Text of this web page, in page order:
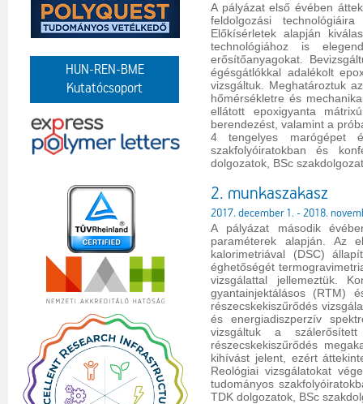
HUN-REN-BME
Kutatócsoport
A pályázat első évében
feldolgozási
Előkísérletek alapján
technológiához is
erősítőanyagokat.
égésgátlókkal adalékolt
vizsgáltuk. Meghatároztuk
hőmérsékletre és
ellátott epoxigyanta
berendezést, valamint a
4 tengelyes marógépet
szakfolyóiratokban és
dolgozatok, BSc
2. munkaszakasz
2017. december 1. - 2018.
A pályázat második
paraméterek alapján. Az
kalorimetriával (DSC)
éghetőségét
vizsgálattal jellemeztük.
gyantainjektálásos (RTM)
részecskekiszűrődés
és energiadiszperzív
vizsgáltuk a szálerősített
részecskekiszűrődés
kihívást jelent, ezért
Reológiai vizsgálatokat
tudományos
TDK dolgozatok, BSc